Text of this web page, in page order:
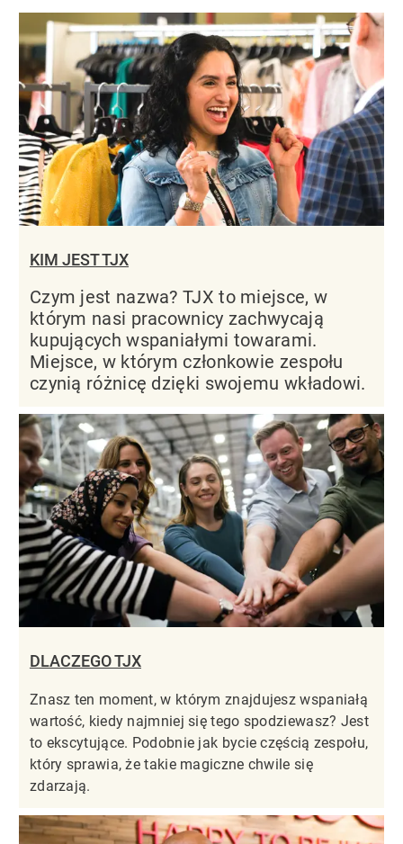
KIM JEST TJX
Czym jest nazwa? TJX to miejsce, w
którym nasi pracownicy zachwycają
kupujących wspaniałymi towarami.
Miejsce, w którym członkowie zespołu
czynią różnicę dzięki swojemu wkładowi.
DLACZEGO TJX
Znasz ten moment, w którym znajdujesz wspaniałą
wartość, kiedy najmniej się tego spodziewasz? Jest
to ekscytujące. Podobnie jak bycie częścią zespołu,
który sprawia, że takie magiczne chwile się
zdarzają.